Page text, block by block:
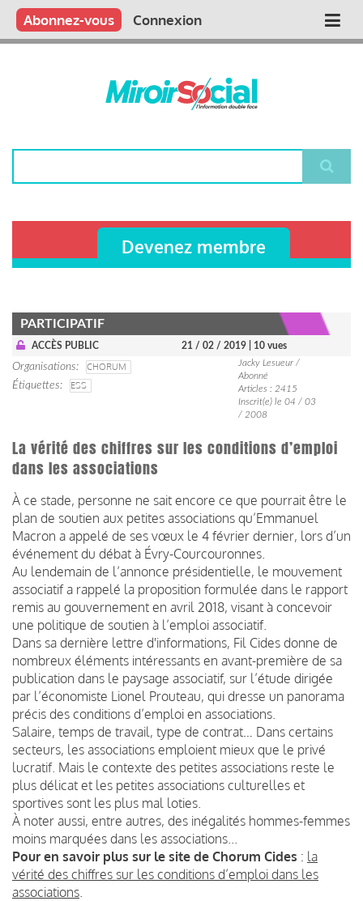
Aller
contenu
Main
Qui sommes nous ?
Vous publiez
Nous publions
Contactez-nous
Abonnez-vous Connexion
Devenez membre
PARTICIPATIF
ACCÈS PUBLIC 21 / 02 / 2019 | 10 vues
Organisations
CHORUM
Étiquettes
ESS
Jacky Lesueur /
Abonné
Articles : 2415
Inscrit(e) le 04 / 03
/ 2008
La vérité des chiffres sur les conditions d’emploi
dans les associations
À ce stade, personne ne sait encore ce que pourrait être le
plan de soutien aux petites associations qu’Emmanuel
Macron a appelé de ses vœux le 4 février dernier, lors d’un
événement du débat à Évry-Courcouronnes.
Au lendemain de l’annonce présidentielle, le mouvement
associatif a rappelé la proposition formulée dans le rapport
remis au gouvernement en avril 2018, visant à concevoir
une politique de soutien à l’emploi associatif.
Dans sa dernière lettre d'informations, Fil Cides donne de
nombreux éléments intéressants en avant-première de sa
publication dans le paysage associatif, sur l’étude dirigée
par l’économiste Lionel Prouteau, qui dresse un panorama
précis des conditions d’emploi en associations.
Salaire, temps de travail, type de contrat… Dans certains
secteurs, les associations emploient mieux que le privé
lucratif. Mais le contexte des petites associations reste le
plus délicat et les petites associations culturelles et
sportives sont les plus mal loties.
À noter aussi, entre autres, des inégalités hommes-femmes
moins marquées dans les associations...
Pour en savoir plus sur le site de Chorum Cides : la
vérité des chiffres sur les conditions d’emploi dans les
associations